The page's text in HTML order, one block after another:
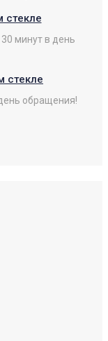
стекле
минут в день
стекле
обращения!